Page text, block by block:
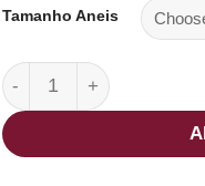
Tamanho Aneis
Anel Dipti quantity